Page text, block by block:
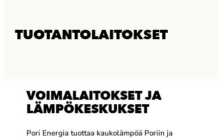
TUOTANTOLAITOKSET
VOIMALAITOKSET JA
LÄMPÖKESKUKSET
Pori Energia tuottaa kaukolämpöä Poriin ja